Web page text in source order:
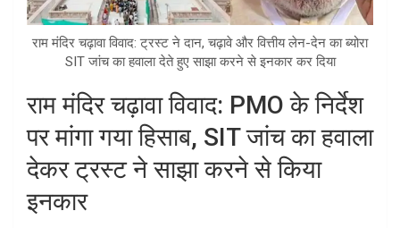
राम मंदिर चढ़ावा विवाद: ट्रस्ट ने दान, चढ़ावे और वित्तीय लेन-देन का ब्योरा
SIT जांच का हवाला देते हुए साझा करने से इनकार कर दिया
राम मंदिर चढ़ावा विवाद: PMO के निर्देश
पर मांगा गया हिसाब, SIT जांच का हवाला
देकर ट्रस्ट ने साझा करने से किया
इनकार